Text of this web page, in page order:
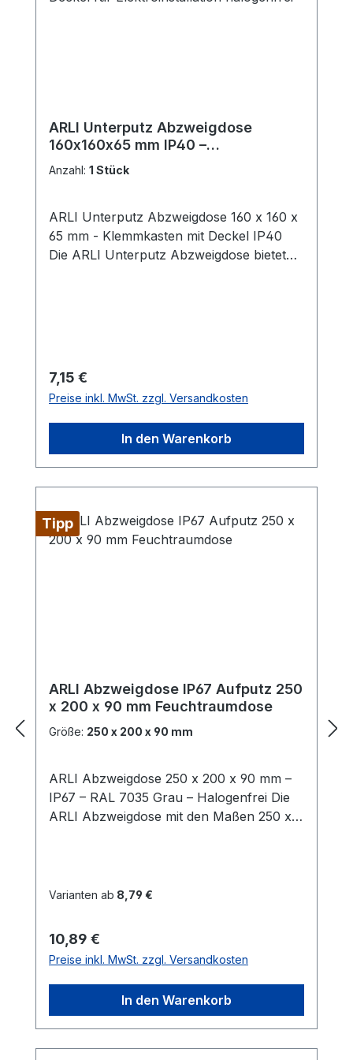
ARLI Unterputz Abzweigdose
160x160x65 mm IP40 –
Klemmkasten mit Deckel für
Elektroinstallation halogenfrei
Anzahl: 1 Stück
ARLI Unterputz Abzweigdose 160 x 160 x
65 mm - Klemmkasten mit Deckel IP40
Die ARLI Unterputz Abzweigdose bietet
sorgt dafür, dass Ihre Kabel gut geschützt
und ordentlich verlegt sind.
Produktmerkmale: Material: PS-Material,
halogenfrei Schutzart: IP40
Abmessungen: 160 x 160 x 65 mm
Lieferumfang: 1x ARLI Unterputz
Regulärer Preis:
7,15 €
Preise inkl. MwSt. zzgl. Versandkosten
In den Warenkorb
Tipp
ARLI Abzweigdose IP67 Aufputz 250
x 200 x 90 mm Feuchtraumdose
Größe: 250 x 200 x 90 mm
ARLI Abzweigdose 250 x 200 x 90 mm –
IP67 – RAL 7035 Grau – Halogenfrei Die
ARLI Abzweigdose mit den Maßen 250 x
wählbaren Kabeleinführungen ohne
Planung und Einbau erhalten. Die
Öffnungen lassen sich bedarfsgerecht mit
handelsüblichen Werkzeugen herstellen –
ideal für individuelle Installationen. Die
Verwendung von Kabelverschraubungen
wird empfohlen, um eine sichere und
Varianten ab 8,79 €
Regulärer Preis:
10,89 €
Preise inkl. MwSt. zzgl. Versandkosten
In den Warenkorb